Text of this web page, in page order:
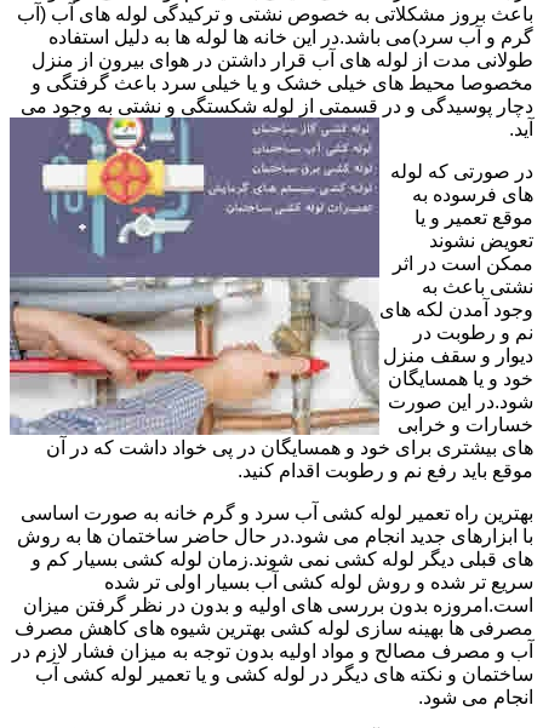
باعث بروز مشکلاتی به خصوص نشتی و ترکیدگی لوله های آب (آب
گرم و آب سرد)می باشد.در این خانه ها لوله ها به دلیل استفاده
طولانی مدت از لوله های آب قرار داشتن در هوای بیرون از منزل
مخصوصا محیط های خیلی خشک و یا خیلی سرد باعث گرفتگی و
دچار پوسیدگی و در قسمتی از لوله شکستگی و نشتی به وجود می
آید.
در صورتی که لوله
های فرسوده به
موقع تعمیر و یا
تعویض نشوند
ممکن است در اثر
نشتی باعث به
وجود آمدن لکه های
نم و رطوبت در
دیوار و سقف منزل
خود و یا همسایگان
شود.در این صورت
خسارات و خرابی
های بیشتری برای خود و همسایگان در پی خواد داشت که در آن
موقع باید رفع نم و رطوبت اقدام کنید.
بهترین راه تعمیر لوله کشی آب سرد و گرم خانه به صورت اساسی
با ابزارهای جدید انجام می شود.در حال حاضر ساختمان ها به روش
های قبلی دیگر لوله کشی نمی شوند.زمان لوله کشی بسیار کم و
سریع تر شده و روش لوله کشی آب بسیار اولی تر شده
است.امروزه بدون بررسی های اولیه و بدون در نظر گرفتن میزان
مصرفی ها بهینه سازی لوله کشی بهترین شیوه های کاهش مصرف
آب و مصرف مصالح و مواد اولیه بدون توجه به میزان فشار لازم در
ساختمان و نکته های دیگر در لوله کشی و یا تعمیر لوله کشی آب
انجام می شود.